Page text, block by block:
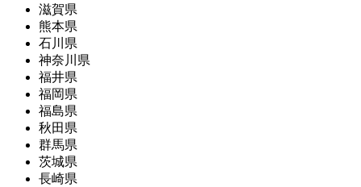
滋賀県
熊本県
石川県
神奈川県
福井県
福岡県
福島県
秋田県
群馬県
茨城県
長崎県